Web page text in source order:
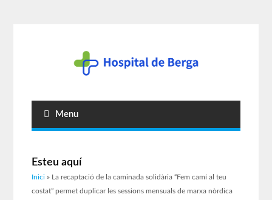
Menu
Esteu aquí
Inici » La recaptació de la caminada solidària “Fem camí al teu
costat” permet duplicar les sessions mensuals de marxa nòrdica